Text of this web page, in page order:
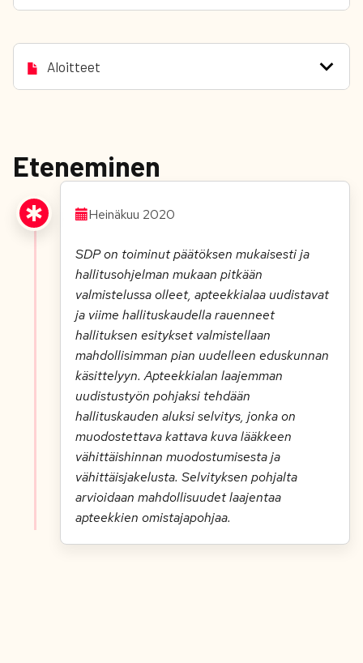
Aloitteet
Eteneminen
Heinäkuu 2020
SDP on toiminut päätöksen mukaisesti ja
hallitusohjelman mukaan pitkään
valmistelussa olleet, apteekkialaa uudistavat
ja viime hallituskaudella rauenneet
hallituksen esitykset valmistellaan
mahdollisimman pian uudelleen eduskunnan
käsittelyyn. Apteekkialan laajemman
uudistustyön pohjaksi tehdään
hallituskauden aluksi selvitys, jonka on
muodostettava kattava kuva lääkkeen
vähittäishinnan muodostumisesta ja
vähittäisjakelusta. Selvityksen pohjalta
arvioidaan mahdollisuudet laajentaa
apteekkien omistajapohjaa.